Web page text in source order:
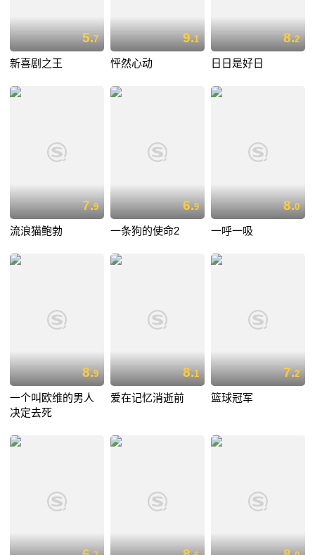
5.7
新喜剧之王
9.1
怦然心动
8.2
日日是好日
7.9
流浪猫鲍勃
6.9
一条狗的使命2
8.0
一呼一吸
8.9
一个叫欧维的男人
决定去死
8.1
爱在记忆消逝前
7.2
篮球冠军